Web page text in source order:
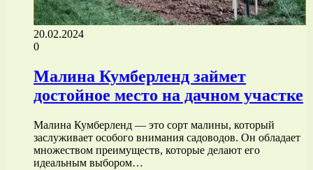
20.02.2024
0
Малина Кумберленд займет
достойное место на дачном участке
Малина Кумберленд — это сорт малины, который
заслуживает особого внимания садоводов. Он обладает
множеством преимуществ, которые делают его
идеальным выбором…